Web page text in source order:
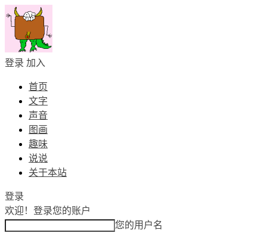
登录 加入
首页
文字
声音
图画
趣味
说说
关于本站
登录
欢迎！ 登录您的账户
您的用户名